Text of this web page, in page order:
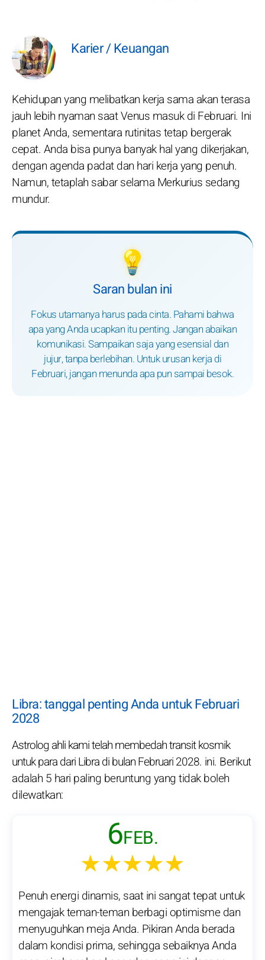
Karier / Keuangan
Kehidupan yang melibatkan kerja sama akan terasa
jauh lebih nyaman saat Venus masuk di Februari. Ini
planet Anda, sementara rutinitas tetap bergerak
cepat. Anda bisa punya banyak hal yang dikerjakan,
dengan agenda padat dan hari kerja yang penuh.
Namun, tetaplah sabar selama Merkurius sedang
mundur.
💡
Saran bulan ini
Fokus utamanya harus pada cinta. Pahami bahwa
apa yang Anda ucapkan itu penting. Jangan abaikan
komunikasi. Sampaikan saja yang esensial dan
jujur, tanpa berlebihan. Untuk urusan kerja di
Februari, jangan menunda apa pun sampai besok.
Libra: tanggal penting Anda untuk Februari
2028
Astrolog ahli kami telah membedah transit kosmik
untuk para dari Libra di bulan Februari 2028. ini. Berikut
adalah 5 hari paling beruntung yang tidak boleh
dilewatkan:
6FEB.
★★★★★
Penuh energi dinamis, saat ini sangat tepat untuk
mengajak teman-teman berbagi optimisme dan
menyuguhkan meja Anda. Pikiran Anda berada
dalam kondisi prima, sehingga sebaiknya Anda